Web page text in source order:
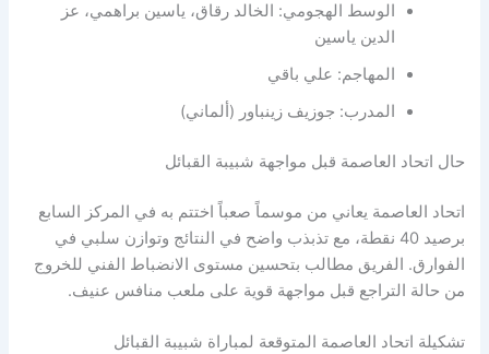
الوسط الهجومي: الخالد رقاق، ياسين براهمي، عز
الدين ياسين
المهاجم: علي باقي
المدرب: جوزيف زينباور (ألماني)
حال اتحاد العاصمة قبل مواجهة شبيبة القبائل
اتحاد العاصمة يعاني من موسماً صعباً اختتم به في المركز السابع
برصيد 40 نقطة، مع تذبذب واضح في النتائج وتوازن سلبي في
الفوارق. الفريق مطالب بتحسين مستوى الانضباط الفني للخروج
من حالة التراجع قبل مواجهة قوية على ملعب منافس عنيف.
تشكيلة اتحاد العاصمة المتوقعة لمباراة شبيبة القبائل